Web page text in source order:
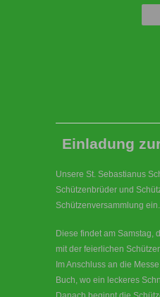
Einladung
Unsere St. Sebastianus
Schützenbrüder und
Schützenversammlung ein.
Diese findet am Samstag,
mit der feierlichen
Im Anschluss an die
Buch, wo ein leckeres